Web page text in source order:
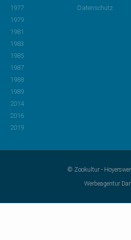
1977
1979
1981
1983
1985
1987
1988
1989
2014
2016
2019
Datenschutz
© Zookultur -
Werbeagentur